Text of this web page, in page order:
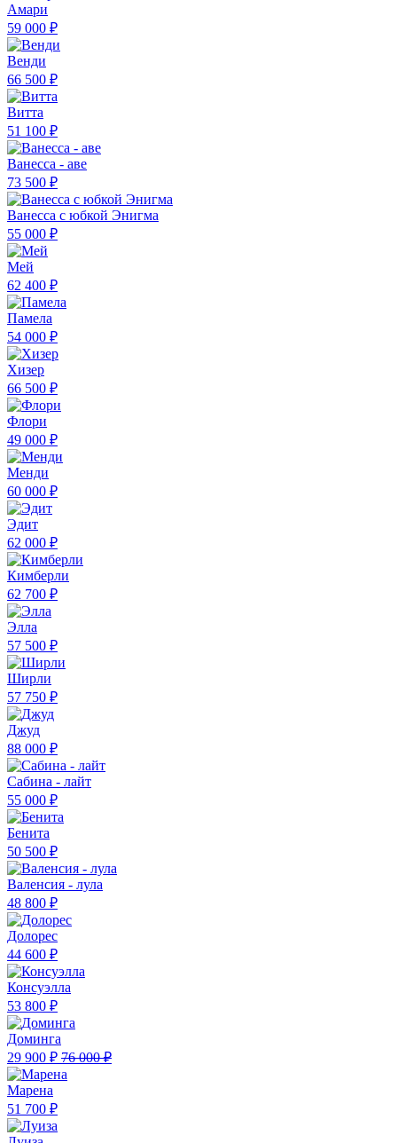
Амари
59 000 ₽
Венди
66 500 ₽
Витта
51 100 ₽
Ванесса - аве
73 500 ₽
Ванесса с юбкой Энигма
55 000 ₽
Мей
62 400 ₽
Памела
54 000 ₽
Хизер
66 500 ₽
Флори
49 000 ₽
Менди
60 000 ₽
Эдит
62 000 ₽
Кимберли
62 700 ₽
Элла
57 500 ₽
Ширли
57 750 ₽
Джуд
88 000 ₽
Сабина - лайт
55 000 ₽
Бенита
50 500 ₽
Валенсия - лула
48 800 ₽
Долорес
44 600 ₽
Консуэлла
53 800 ₽
Доминга
29 900 ₽ 76 000 ₽
Марена
51 700 ₽